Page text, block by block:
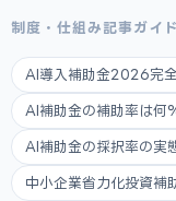
制度・仕組み記事ガイド
AI導入補助金2026完
AI補助金の補助率は何
AI補助金の採択率の実
中小企業省力化投資補